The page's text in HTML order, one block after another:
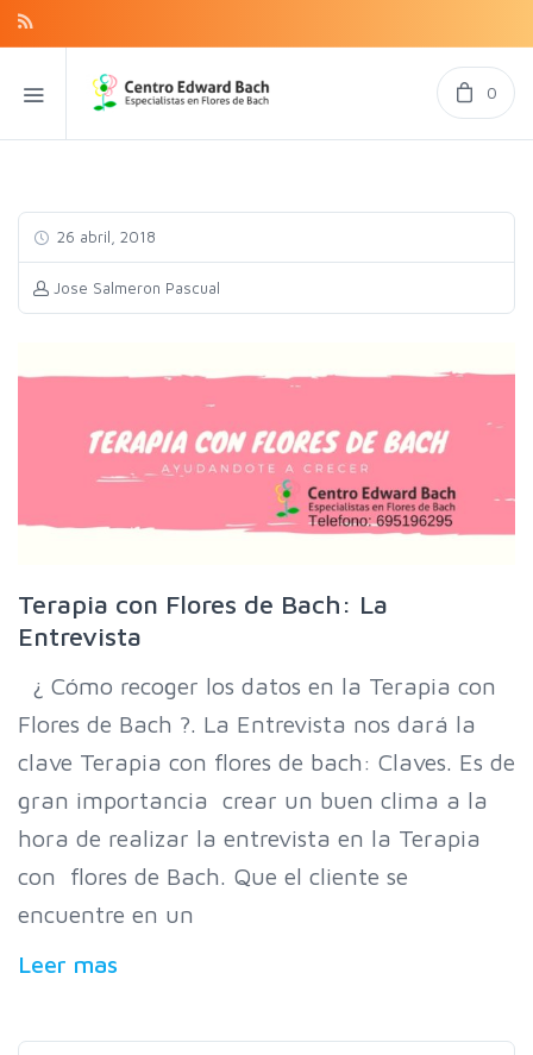
0
26 abril, 2018
Jose Salmeron Pascual
Terapia con Flores de Bach: La
Entrevista
¿ Cómo recoger los datos en la Terapia con
Flores de Bach ?. La Entrevista nos dará la
clave Terapia con flores de bach: Claves. Es de
gran importancia crear un buen clima a la
hora de realizar la entrevista en la Terapia
con flores de Bach. Que el cliente se
encuentre en un
Leer mas